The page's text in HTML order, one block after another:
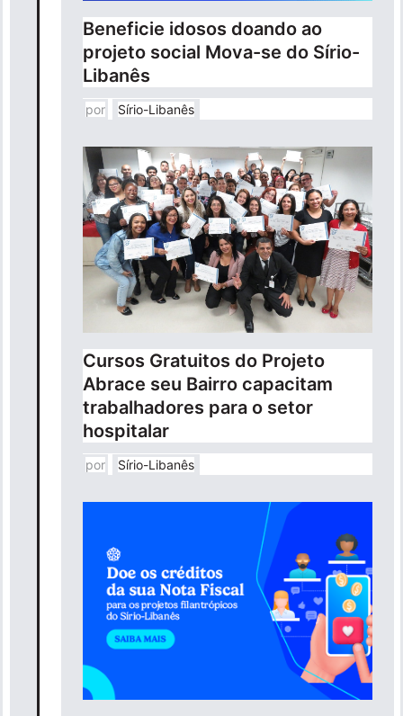
Beneficie idosos doando ao
projeto social Mova-se do Sírio-
Libanês
por Sírio-Libanês
Cursos Gratuitos do Projeto
Abrace seu Bairro capacitam
trabalhadores para o setor
hospitalar
por Sírio-Libanês